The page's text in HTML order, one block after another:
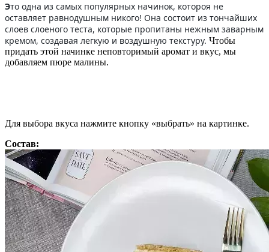
Это одна из самых популярных начинок, котороя не
оставляет равнодушным никого! Она состоит из тончайших
слоев слоеного теста, которые пропитаны нежным заварным
кремом, создавая легкую и воздушную текстуру. Чтобы
придать этой начинке неповторимый аромат и вкус, мы
добавляем пюре малины.
Для выбора вкуса нажмите кнопку «выбрать» на картинке.
Состав: